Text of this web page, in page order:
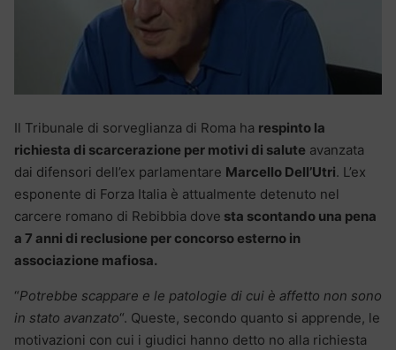
Il Tribunale di sorveglianza di Roma ha respinto la
richiesta di scarcerazione per motivi di salute avanzata
dai difensori dell’ex parlamentare Marcello Dell’Utri. L’ex
esponente di Forza Italia è attualmente detenuto nel
carcere romano di Rebibbia dove sta scontando una pena
a 7 anni di reclusione per concorso esterno in
associazione mafiosa.
“Potrebbe scappare e le patologie di cui è affetto non sono
in stato avanzato“. Queste, secondo quanto si apprende, le
motivazioni con cui i giudici hanno detto no alla richiesta